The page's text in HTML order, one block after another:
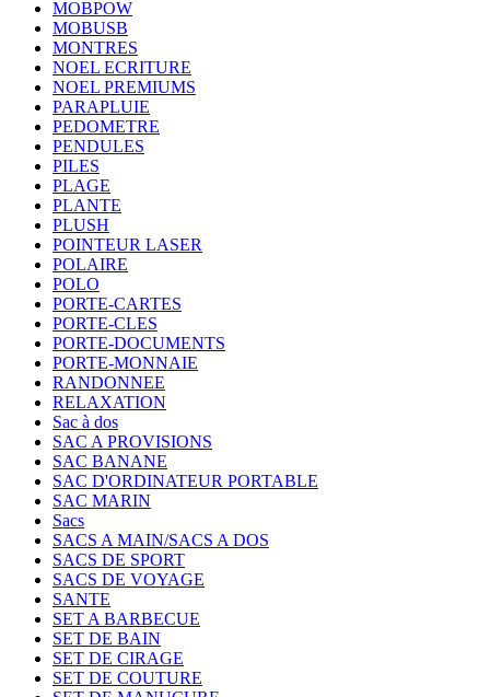
MOBPOW
MOBUSB
MONTRES
NOEL ECRITURE
NOEL PREMIUMS
PARAPLUIE
PEDOMETRE
PENDULES
PILES
PLAGE
PLANTE
PLUSH
POINTEUR LASER
POLAIRE
POLO
PORTE-CARTES
PORTE-CLES
PORTE-DOCUMENTS
PORTE-MONNAIE
RANDONNEE
RELAXATION
Sac à dos
SAC A PROVISIONS
SAC BANANE
SAC D'ORDINATEUR PORTABLE
SAC MARIN
Sacs
SACS A MAIN/SACS A DOS
SACS DE SPORT
SACS DE VOYAGE
SANTE
SET A BARBECUE
SET DE BAIN
SET DE CIRAGE
SET DE COUTURE